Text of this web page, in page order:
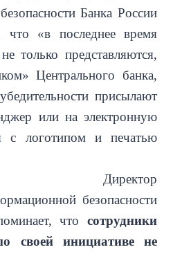
Банка России
что «в последнее время
только представляются,
Центрального банка,
присылают
или на электронную
с логотипом и печатью
безопасности
что сотрудники
своей инициативе
не